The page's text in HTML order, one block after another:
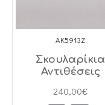
AK5913Z
Σκουλαρίκια
Αντιθέσεις
240,00€